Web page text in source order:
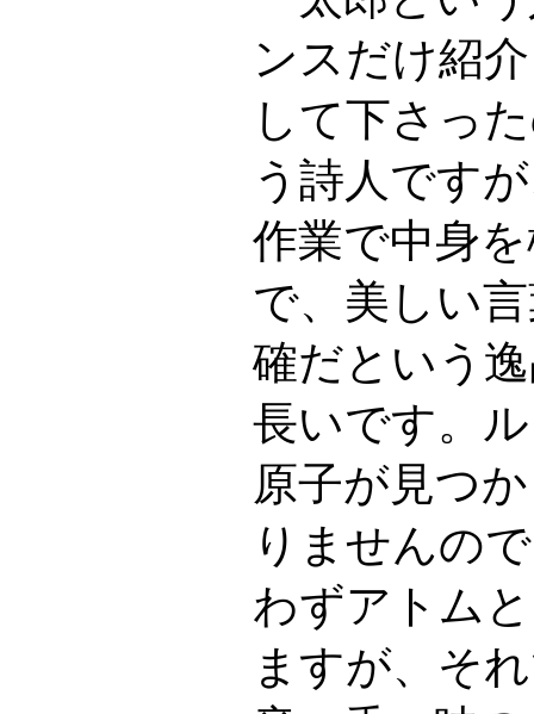
ンスだけ紹
して下さっ
う詩人です
作業で中身
で、美しい
確だという
長いです。
原子が見つ
りませんの
わずアトム
ますが、そ